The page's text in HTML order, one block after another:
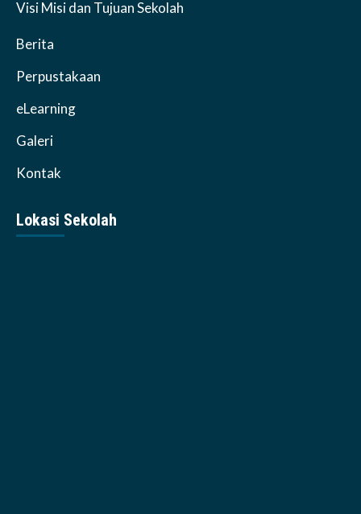
Visi Misi dan Tujuan Sekolah
Berita
Perpustakaan
eLearning
Galeri
Kontak
Lokasi Sekolah